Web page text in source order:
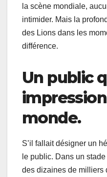
la scène mondiale,
intimider. Mais la
des Lions dans les
différence.
Un public
monde.
S’il fallait désigner un
le public. Dans un
des dizaines de milliers